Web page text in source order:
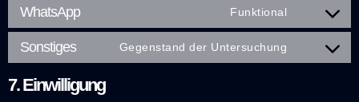
WhatsApp Funktional
Sonstiges Gegenstand der Untersuchung
7. Einwilligung